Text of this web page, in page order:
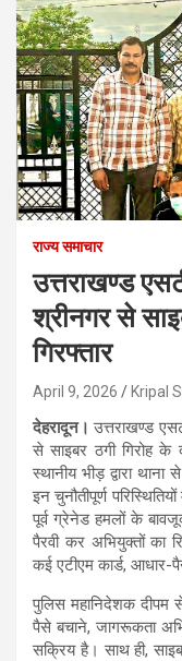
राज्य समाचार
उत्तराखण्ड
श्रीनगर से
गिरफ्तार
April 9, 2026 Kripal
देहरादून। उत्तराखण्ड
से साइबर ठगी गिरोह के
स्थानीय भीड़ द्वारा
इन चुनौतीपूर्ण
पूर्व ग्रेनेड हमलों के
पैरवी कर अभियुक्तों का
कई एटीएम कार्ड, आधार-
पुलिस महानिदेशक दीपम
पैसे बचाने, जागरूकता
सक्रिय है। साथ ही,